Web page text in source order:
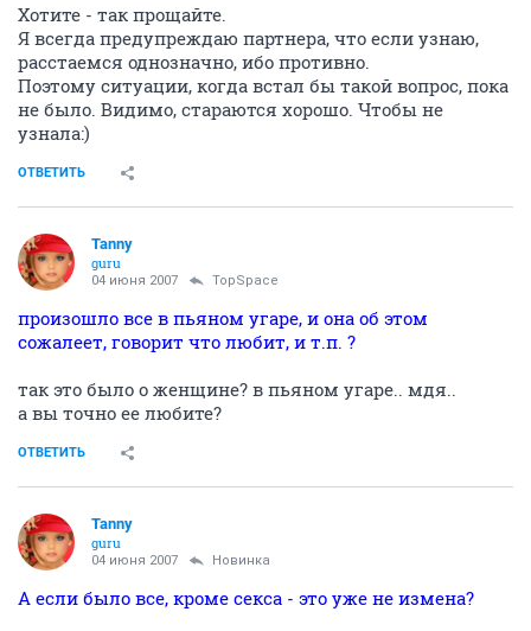
Хотите - так прощайте.
Я всегда предупреждаю партнера, что если узнаю,
расстаемся однозначно, ибо противно.
Поэтому ситуации, когда встал бы такой вопрос, пока
не было. Видимо, стараются хорошо. Чтобы не
узнала:)
ОТВЕТИТЬ
Tanny
guru
04 июня 2007 TopSpace
произошло все в пьяном угаре, и она об этом
сожалеет, говорит что любит, и т.п. ?
так это было о женщине? в пьяном угаре.. мдя..
а вы точно ее любите?
ОТВЕТИТЬ
Tanny
guru
04 июня 2007 Новинка
А если было все, кроме секса - это уже не измена?